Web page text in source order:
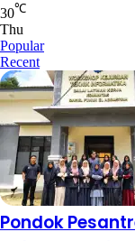
30℃
Thu
Popular
Recent
Pondok